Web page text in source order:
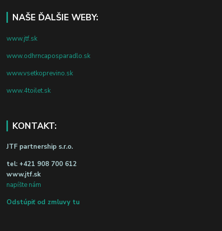
NAŠE ĎALŠIE WEBY:
www.jtf.sk
www.odhrncaposparadlo.sk
www.vsetkoprevino.sk
www.4toilet.sk
KONTAKT:
JTF partnership s.r.o.
tel: +421 908 700 612
www.jtf.sk
napíšte nám
Odstúpiť od zmluvy tu